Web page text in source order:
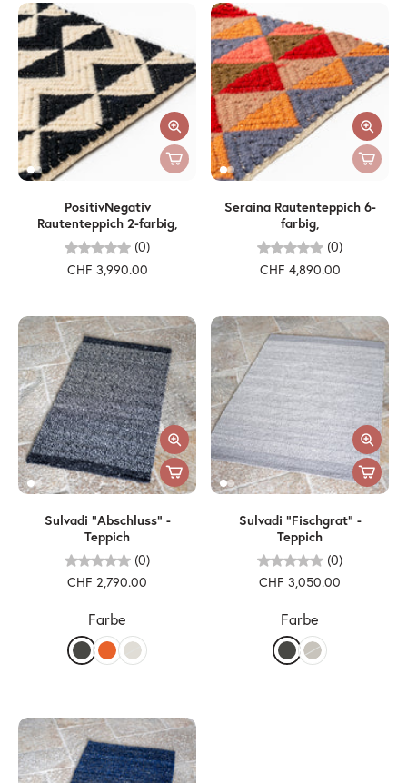
PositivNegativ
Rautenteppich 2-farbig,
(0)
CHF 3,990.00
Seraina Rautenteppich 6-
farbig,
(0)
CHF 4,890.00
Sulvadi "Abschluss" -
Teppich
(0)
CHF 2,790.00
Farbe
Sulvadi "Fischgrat" -
Teppich
(0)
CHF 3,050.00
Farbe